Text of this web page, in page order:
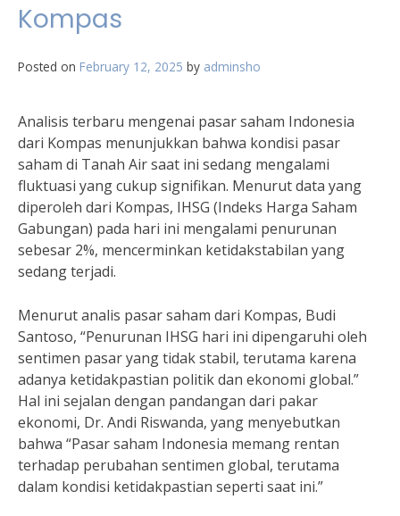
Kompas
Posted on February 12, 2025 by adminsho
Analisis terbaru mengenai pasar saham Indonesia
dari Kompas menunjukkan bahwa kondisi pasar
saham di Tanah Air saat ini sedang mengalami
fluktuasi yang cukup signifikan. Menurut data yang
diperoleh dari Kompas, IHSG (Indeks Harga Saham
Gabungan) pada hari ini mengalami penurunan
sebesar 2%, mencerminkan ketidakstabilan yang
sedang terjadi.
Menurut analis pasar saham dari Kompas, Budi
Santoso, “Penurunan IHSG hari ini dipengaruhi oleh
sentimen pasar yang tidak stabil, terutama karena
adanya ketidakpastian politik dan ekonomi global.”
Hal ini sejalan dengan pandangan dari pakar
ekonomi, Dr. Andi Riswanda, yang menyebutkan
bahwa “Pasar saham Indonesia memang rentan
terhadap perubahan sentimen global, terutama
dalam kondisi ketidakpastian seperti saat ini.”